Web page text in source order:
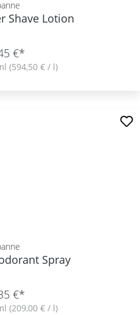
Shave Lotion
€*
(594,50 € / l)
Spray
€*
(209,00 € / l)